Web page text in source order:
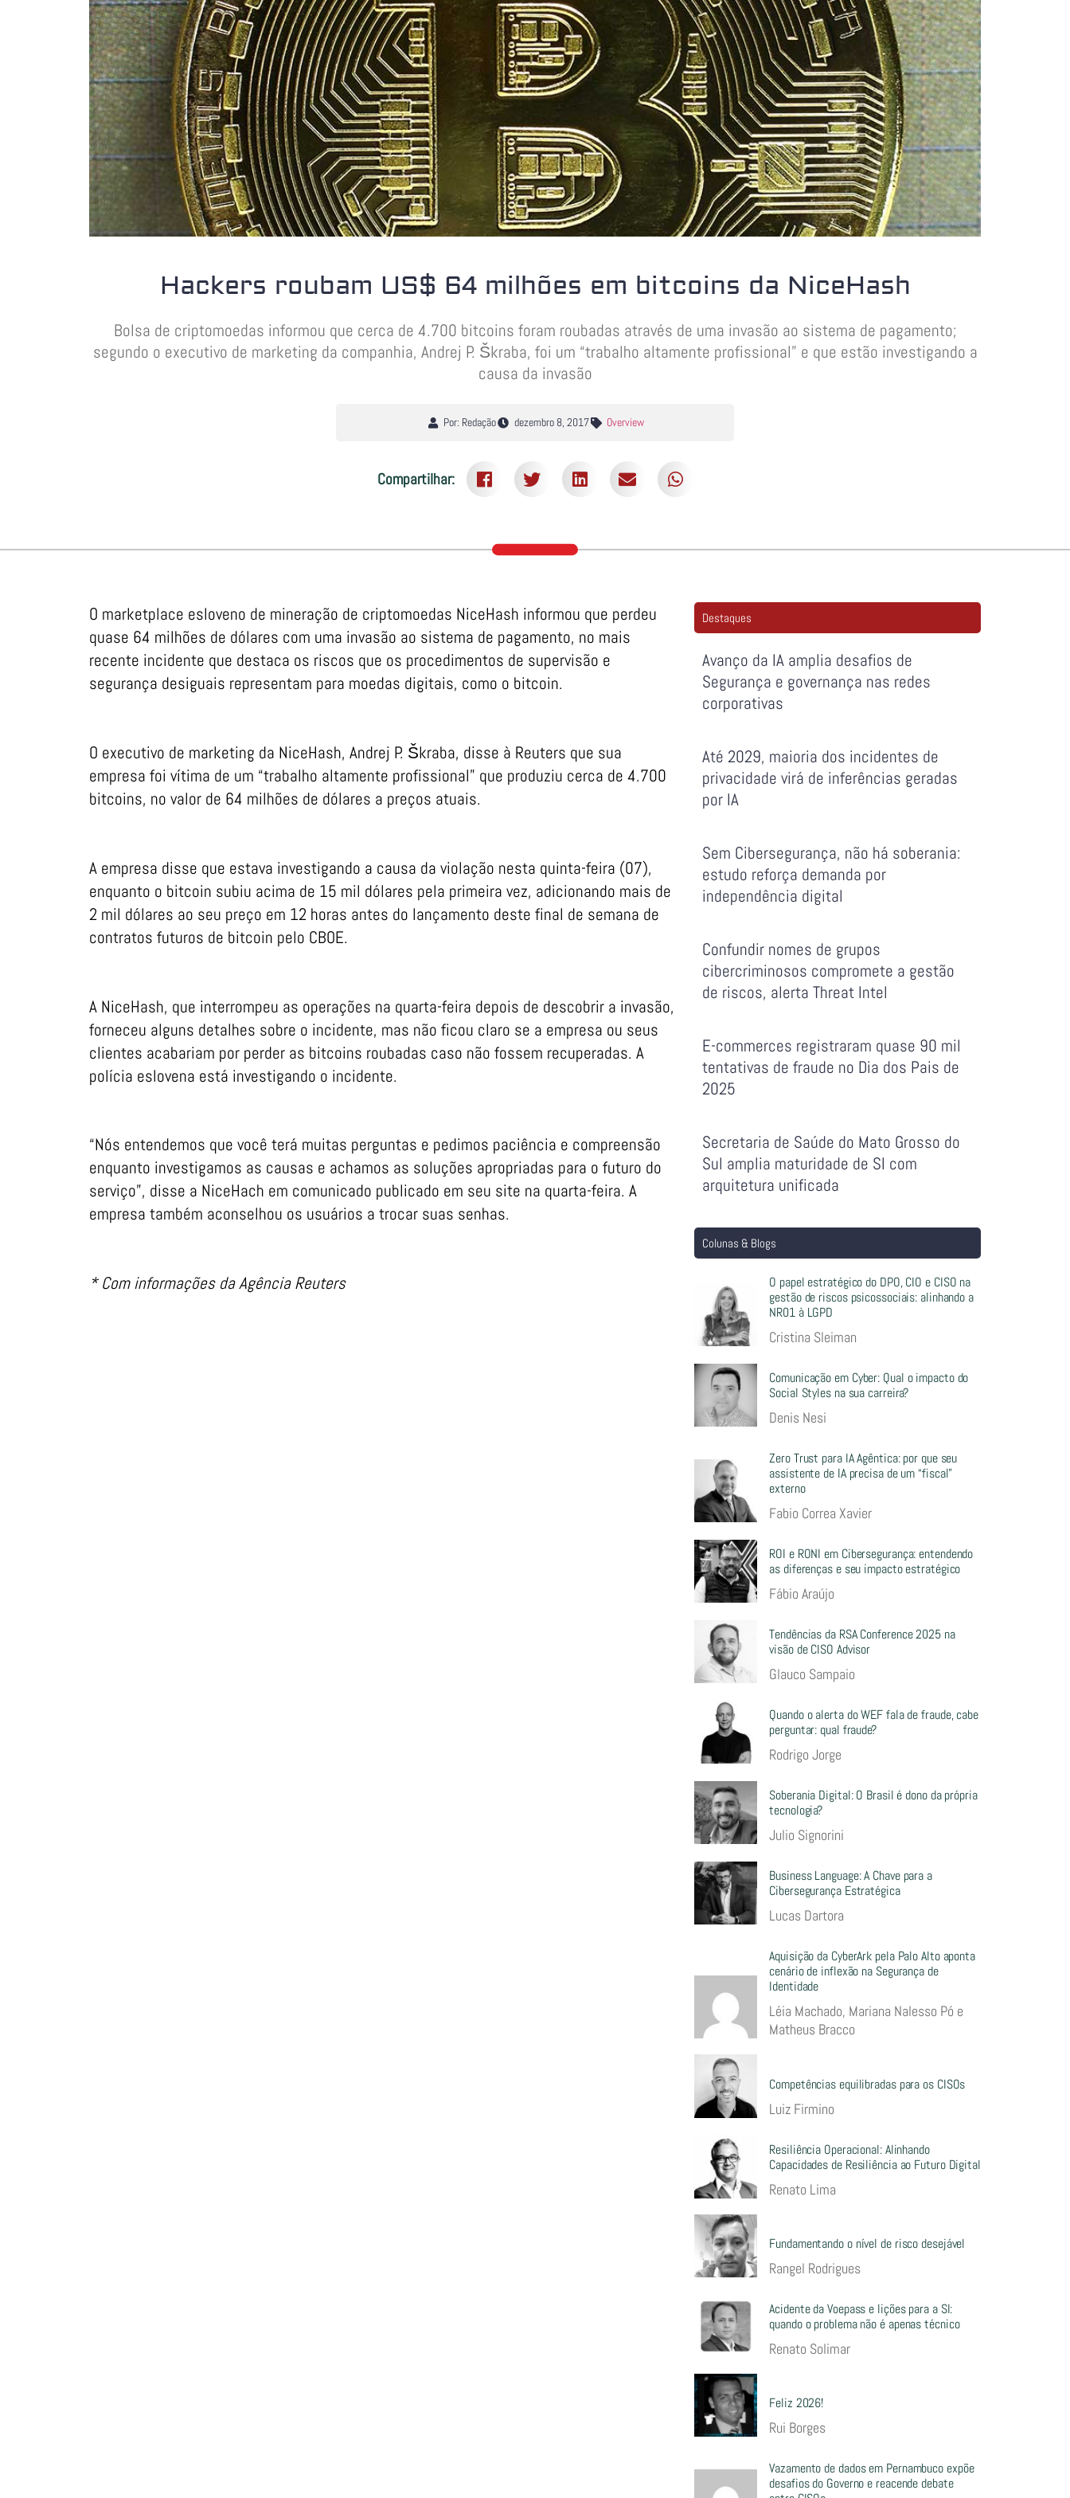
Hackers roubam US$ 64 milhões em bitcoins da NiceHash
Bolsa de criptomoedas informou que cerca de 4.700 bitcoins foram roubadas através de uma invasão ao sistema de pagamento;
segundo o executivo de marketing da companhia, Andrej P. Škraba, foi um “trabalho altamente profissional” e que estão investigando a
causa da invasão
Por: Redação dezembro 8, 2017 Overview
Compartilhar:
O marketplace esloveno de mineração de criptomoedas NiceHash informou que perdeu
quase 64 milhões de dólares com uma invasão ao sistema de pagamento, no mais
recente incidente que destaca os riscos que os procedimentos de supervisão e
segurança desiguais representam para moedas digitais, como o bitcoin.
O executivo de marketing da NiceHash, Andrej P. Škraba, disse à Reuters que sua
empresa foi vítima de um “trabalho altamente profissional” que produziu cerca de 4.700
bitcoins, no valor de 64 milhões de dólares a preços atuais.
A empresa disse que estava investigando a causa da violação nesta quinta-feira (07),
enquanto o bitcoin subiu acima de 15 mil dólares pela primeira vez, adicionando mais de
2 mil dólares ao seu preço em 12 horas antes do lançamento deste final de semana de
contratos futuros de bitcoin pelo CBOE.
A NiceHash, que interrompeu as operações na quarta-feira depois de descobrir a invasão,
forneceu alguns detalhes sobre o incidente, mas não ficou claro se a empresa ou seus
clientes acabariam por perder as bitcoins roubadas caso não fossem recuperadas. A
polícia eslovena está investigando o incidente.
“Nós entendemos que você terá muitas perguntas e pedimos paciência e compreensão
enquanto investigamos as causas e achamos as soluções apropriadas para o futuro do
serviço”, disse a NiceHach em comunicado publicado em seu site na quarta-feira. A
empresa também aconselhou os usuários a trocar suas senhas.
* Com informações da Agência Reuters
Destaques
Avanço da IA amplia desafios de
Segurança e governança nas redes
corporativas
Até 2029, maioria dos incidentes de
privacidade virá de inferências geradas
por IA
Sem Cibersegurança, não há soberania:
estudo reforça demanda por
independência digital
Confundir nomes de grupos
cibercriminosos compromete a gestão
de riscos, alerta Threat Intel
E-commerces registraram quase 90 mil
tentativas de fraude no Dia dos Pais de
2025
Secretaria de Saúde do Mato Grosso do
Sul amplia maturidade de SI com
arquitetura unificada
Colunas & Blogs
O papel estratégico do DPO, CIO e CISO na
gestão de riscos psicossociais: alinhando a
NR01 à LGPD
Cristina Sleiman
Comunicação em Cyber: Qual o impacto do
Social Styles na sua carreira?
Denis Nesi
Zero Trust para IA Agêntica: por que seu
assistente de IA precisa de um “fiscal”
externo
Fabio Correa Xavier
ROI e RONI em Cibersegurança: entendendo
as diferenças e seu impacto estratégico
Fábio Araújo
Tendências da RSA Conference 2025 na
visão de CISO Advisor
Glauco Sampaio
Quando o alerta do WEF fala de fraude, cabe
perguntar: qual fraude?
Rodrigo Jorge
Soberania Digital: O Brasil é dono da própria
tecnologia?
Julio Signorini
Business Language: A Chave para a
Cibersegurança Estratégica
Lucas Dartora
Aquisição da CyberArk pela Palo Alto aponta
cenário de inflexão na Segurança de
Identidade
Léia Machado, Mariana Nalesso Pó e
Matheus Bracco
Competências equilibradas para os CISOs
Luiz Firmino
Resiliência Operacional: Alinhando
Capacidades de Resiliência ao Futuro Digital
Renato Lima
Fundamentando o nível de risco desejável
Rangel Rodrigues
Acidente da Voepass e lições para a SI:
quando o problema não é apenas técnico
Renato Solimar
Feliz 2026!
Rui Borges
Vazamento de dados em Pernambuco expõe
desafios do Governo e reacende debate